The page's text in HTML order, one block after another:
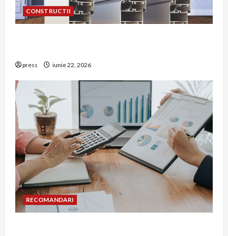
CONSTRUCTII
press iunie 22, 2026
RECOMANDARI